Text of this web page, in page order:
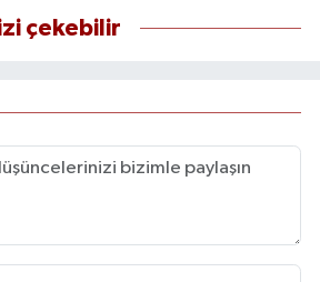
çekebilir